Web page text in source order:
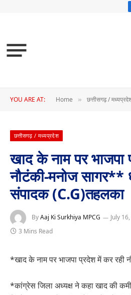
YOU ARE AT: Home » छत्तीसगढ़ /
छत्तीसगढ़ / मध्यप्रदेश
खाद के नाम पर भाजपा
नौटंकी-मनोज सागर**
संपादक (C.G)तहलका
ByAaj Ki Surkhiya MPCG July
3 Mins Read
*खाद के नाम पर भाजपा प्रदेश में कर रही
*कांग्रेस जिला अध्यक्ष ने कहा खाद की